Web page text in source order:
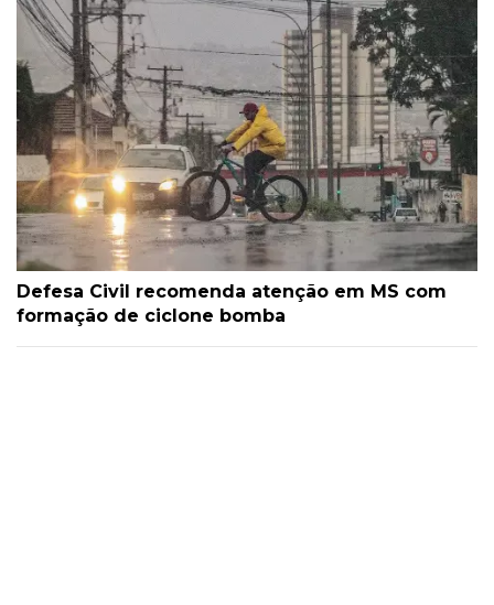
Defesa Civil recomenda atenção em MS com
formação de ciclone bomba